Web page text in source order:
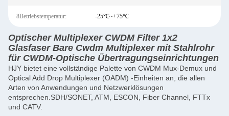
8Betriebstemperatur: -25℃~+75℃
Optischer Multiplexer CWDM Filter 1x2
Glasfaser Bare Cwdm Multiplexer mit Stahlrohr
für CWDM-Optische Übertragungseinrichtungen
HJY bietet eine vollständige Palette von CWDM Mux-Demux und
Optical Add Drop Multiplexer (OADM) -Einheiten an, die allen
Arten von Anwendungen und Netzwerklösungen
entsprechen.SDH/SONET, ATM, ESCON, Fiber Channel, FTTx
und CATV.